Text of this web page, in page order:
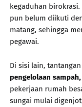
kegaduhan birokrasi.
pun belum diikuti
matang, sehingga
pegawai.
Di sisi lain,
pengelolaan
pekerjaan rumah
sungai mulai